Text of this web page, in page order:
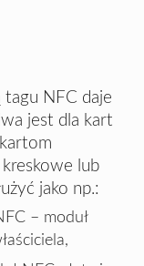
NFC daje
jest dla kart
lub
jako np.:
– moduł